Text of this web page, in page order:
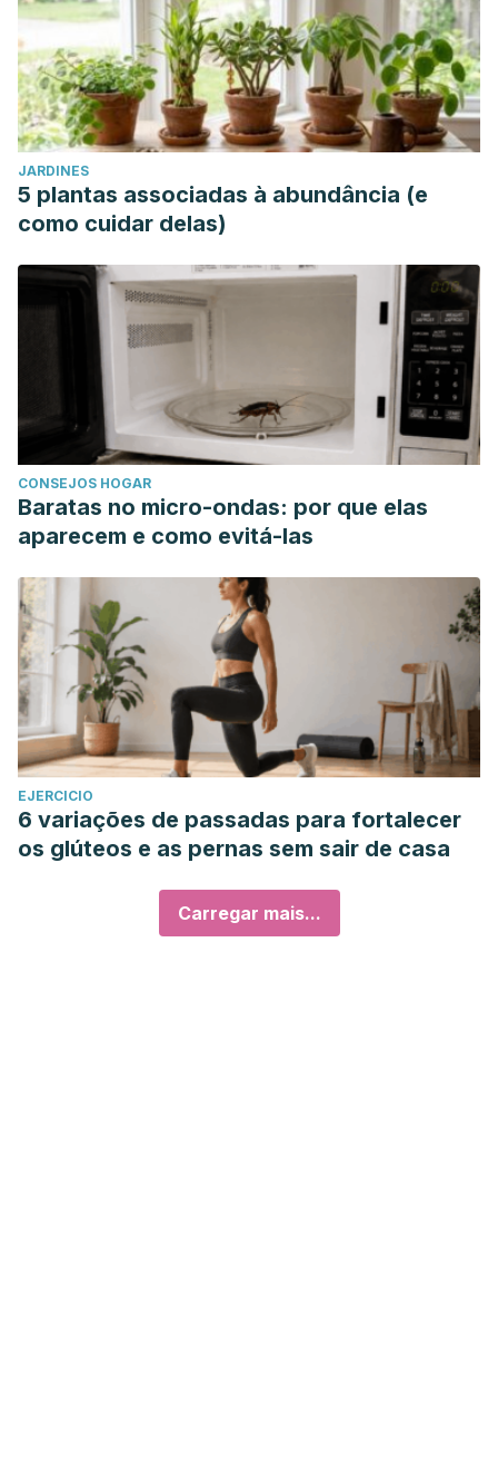
JARDINES
5 plantas associadas à abundância (e
como cuidar delas)
CONSEJOS HOGAR
Baratas no micro-ondas: por que elas
aparecem e como evitá-las
EJERCICIO
6 variações de passadas para fortalecer
os glúteos e as pernas sem sair de casa
Carregar mais...